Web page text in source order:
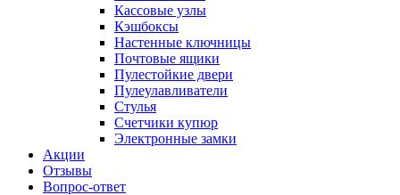
Кассовые узлы
Кэшбоксы
Настенные ключницы
Почтовые ящики
Пулестойкие двери
Пулеулавливатели
Стулья
Счетчики купюр
Электронные замки
Акции
Отзывы
Вопрос-ответ